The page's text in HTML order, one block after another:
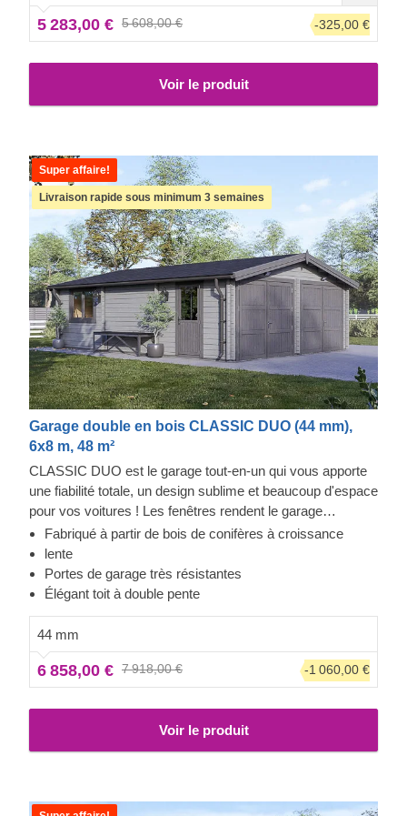
grands avantages !
5 283,00 € 5 608,00 € -325,00 €
Voir le produit
Super affaire!
Livraison rapide sous minimum 3 semaines
Garage double en bois CLASSIC DUO (44 mm),
6x8 m, 48 m²
CLASSIC DUO est le garage tout-en-un qui vous apporte
une fiabilité totale, un design sublime et beaucoup d'espace
pour vos voitures ! Les fenêtres rendent le garage
lumineux et accueillant, et la construction robuste assure la
sécurité de vos voitures. Préparez-vous à faire moins
d'allers-retours à la station de lavage et à être fier de
montrer votre toute nouvelle construction en bois à vos
grands avantages !
Fabriqué à partir de bois de conifères à croissance
lente
Portes de garage très résistantes
Élégant toit à double pente
44 mm
6 858,00 € 7 918,00 € -1 060,00 €
Voir le produit